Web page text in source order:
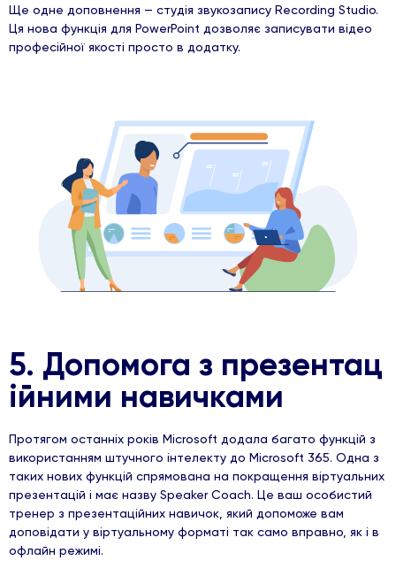
Ще одне доповнення — студія звукозапису Recording Studio.
Ця нова функція для PowerPoint дозволяє записувати відео
професійної якості просто в додатку.
5. Допомога з презентац
ійними навичками
Протягом останніх років Microsoft додала багато функцій з
використанням штучного інтелекту до Microsoft 365. Одна з
таких нових функцій спрямована на покращення віртуальних
презентацій і має назву Speaker Coach. Це ваш особистий
тренер з презентаційних навичок, який допоможе вам
доповідати у віртуальному форматі так само вправно, як і в
офлайн режимі.